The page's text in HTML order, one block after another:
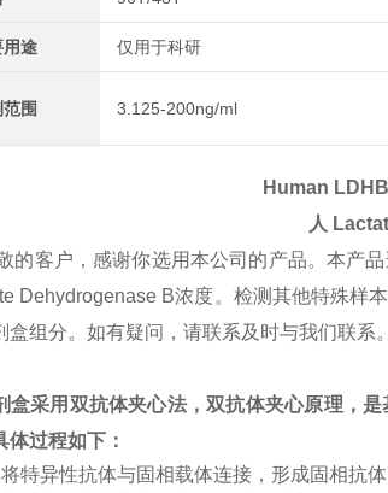
用途 仅用于科研
围 3.125-200ng/ml
Human
人
的客户，感谢你选用本公司的产品。本产
Dehydrogenase B浓度。检测其他特殊样
盒组分。如有疑问，请联系及时与我们联系。
盒采用双抗体夹心法，双抗体夹心原理，
体过程如下：
将特异性抗体与固相载体连接，形成固相抗